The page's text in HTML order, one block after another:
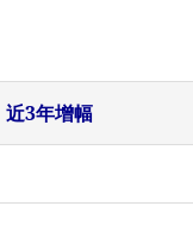
近3年增幅